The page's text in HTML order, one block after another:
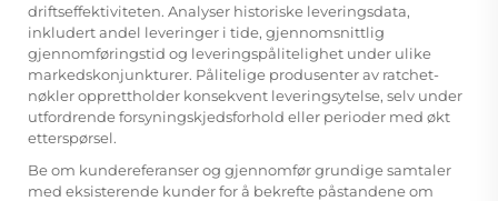
driftseffektiviteten. Analyser historiske leveringsdata,
inkludert andel leveringer i tide, gjennomsnittlig
gjennomføringstid og leveringspålitelighet under ulike
markedskonjunkturer. Pålitelige produsenter av ratchet-
nøkler opprettholder konsekvent leveringsytelse, selv under
utfordrende forsyningskjedsforhold eller perioder med økt
etterspørsel.
Be om kundereferanser og gjennomfør grundige samtaler
med eksisterende kunder for å bekrefte påstandene om